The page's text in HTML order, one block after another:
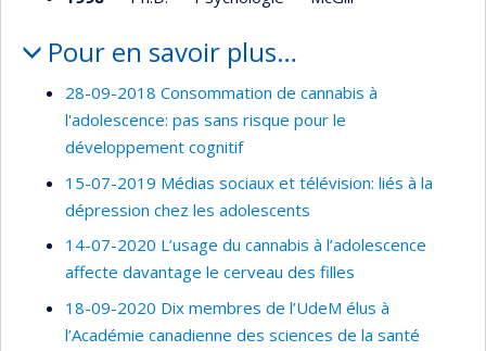
Pour en savoir plus…
28-09-2018 Consommation de cannabis à
l'adolescence: pas sans risque pour le
développement cognitif
15-07-2019 Médias sociaux et télévision: liés à la
dépression chez les adolescents
14-07-2020 L’usage du cannabis à l’adolescence
affecte davantage le cerveau des filles
18-09-2020 Dix membres de l’UdeM élus à
l’Académie canadienne des sciences de la santé